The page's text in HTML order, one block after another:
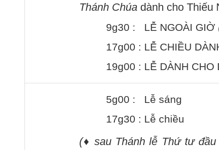
Thánh Chúa dành cho Thiếu
9g30 : LỄ NGOÀI GIỜ
17g00 : LỄ CHIỀU
19g00 : LỄ DÀNH CHO
5g00 : Lễ sáng
17g30 : Lễ chiều
(♦ sau Thánh lễ Thứ tư đầu